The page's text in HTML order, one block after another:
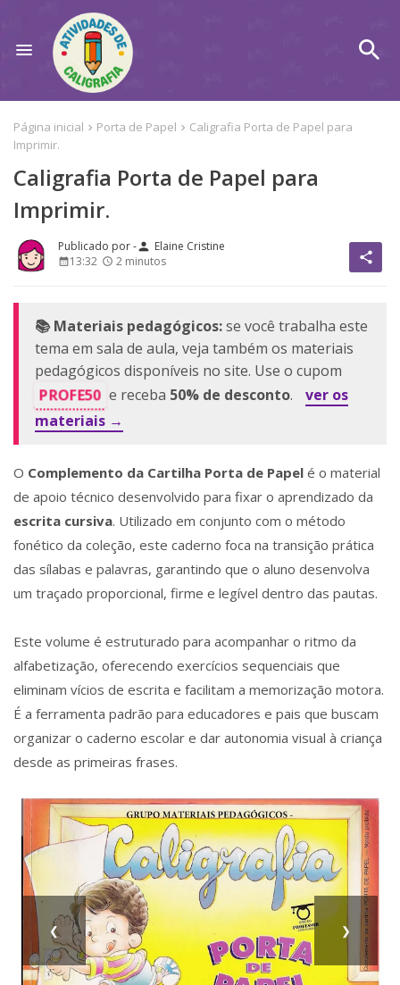
Página inicial Porta de Papel
Caligrafia Porta de Papel para
Imprimir.
Caligrafia Porta de Papel para
Imprimir.
person Elaine Cristine
13:32
2 minutos share
📚 Materiais pedagógicos:se você trabalha este
tema em sala de aula, veja também os materiais
pedagógicos disponíveis no site. Use o cupom
PROFE50 e receba 50% de desconto.
ver os
materiais →
O Complemento da Cartilha Porta de Papel é o material
de apoio técnico desenvolvido para fixar o aprendizado da
escrita cursiva. Utilizado em conjunto com o método
fonético da coleção, este caderno foca na transição prática
das sílabas e palavras, garantindo que o aluno desenvolva
um traçado proporcional, firme e legível dentro das pautas.
Este volume é estruturado para acompanhar o ritmo da
alfabetização, oferecendo exercícios sequenciais que
eliminam vícios de escrita e facilitam a memorização motora.
É a ferramenta padrão para educadores e pais que buscam
organizar o caderno escolar e dar autonomia visual à criança
desde as primeiras frases.
❮ ❯